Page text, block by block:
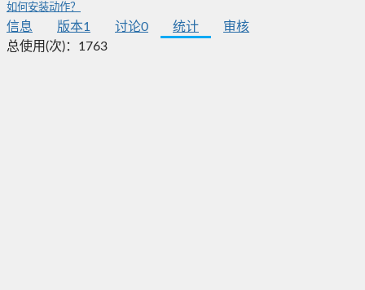
如何安装动作？
信息 版本1 讨论0 统计
审核
总使用(次)： 1763